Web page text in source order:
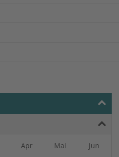
Apr Mai Jun